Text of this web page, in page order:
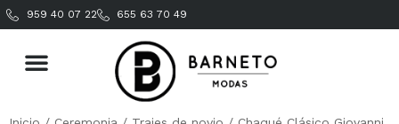
959 40 07 22 655 63 70 49